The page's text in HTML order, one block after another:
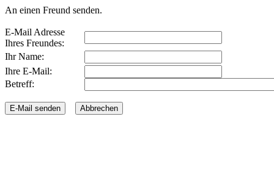
An einen Freund senden.
E-Mail Adresse
Ihres Freundes:
Ihr Name:
Ihre E-Mail:
Betreff: